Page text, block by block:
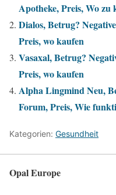
Apotheke, Preis, Wo zu
Dialos, Betrug?
Preis, wo kaufen
Vasaxal, Betrug?
Preis, wo kaufen
Alpha Lingmind Neu,
Forum, Preis, Wie
Kategorien: Gesundheit
Opal Europe